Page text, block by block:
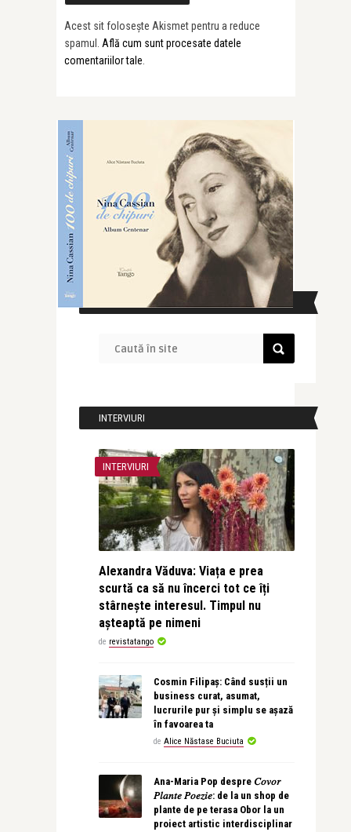
Acest sit folosește Akismet pentru a reduce
spamul. Află cum sunt procesate datele
comentariilor tale
CAUTĂ ÎN SITE
INTERVIURI
INTERVIURI
Alexandra Văduva: Viața e prea
scurtă ca să nu încerci tot ce îți
stârnește interesul. Timpul nu
așteaptă pe nimeni
de revistatango
Cosmin Filipaș: Când susții un
business curat, asumat,
lucrurile pur și simplu se așază
în favoarea ta
de Alice Năstase Buciuta
Ana-Maria Pop despre 𝐶𝑜𝑣𝑜𝑟
𝑃𝑙𝑎𝑛𝑡𝑒 𝑃𝑜𝑒𝑧𝑖𝑒: de la un shop de
plante de pe terasa Obor la un
proiect artistic interdisciplinar